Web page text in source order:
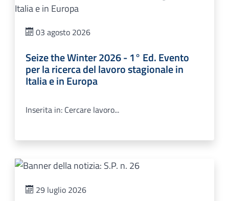
03 agosto 2026
Seize the Winter 2026 - 1° Ed. Evento
per la ricerca del lavoro stagionale in
Italia e in Europa
Inserita in: Cercare lavoro...
29 luglio 2026